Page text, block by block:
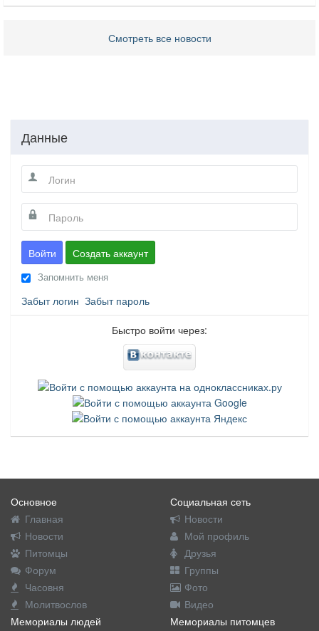
Смотреть все новости
Данные
Войти Создать аккаунт
Запомнить меня
Забыт логин Забыт пароль
Быстро войти через:
Основное
Главная
Новости
Питомцы
Форум
Часовня
Молитвослов
Социальная сеть
Новости
Мой профиль
Друзья
Группы
Фото
Видео
Мемориалы людей
Мемориалы питомцев